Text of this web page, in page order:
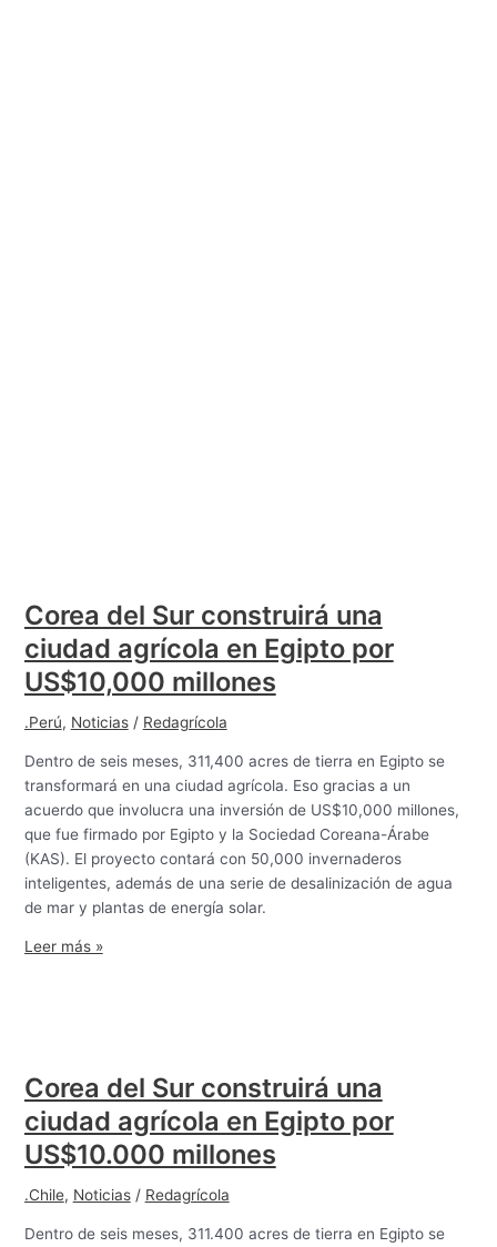
Corea del Sur construirá una
ciudad agrícola en Egipto por
US$10,000 millones
.Perú, Noticias/ Redagrícola
Dentro de seis meses, 311,400 acres de tierra en Egipto se
transformará en una ciudad agrícola. Eso gracias a un
acuerdo que involucra una inversión de US$10,000 millones,
que fue firmado por Egipto y la Sociedad Coreana-Árabe
(KAS). El proyecto contará con 50,000 invernaderos
inteligentes, además de una serie de desalinización de agua
de mar y plantas de energía solar.
Leer más »
Corea del Sur construirá una
ciudad agrícola en Egipto por
US$10.000 millones
.Chile, Noticias/ Redagrícola
Dentro de seis meses, 311.400 acres de tierra en Egipto se